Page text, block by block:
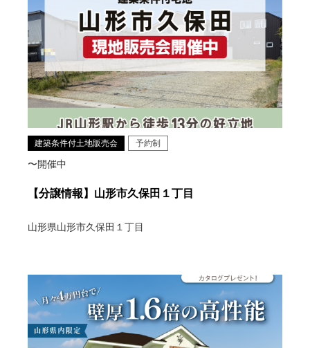
建築条件付土地販売会 予約制
〜開催中
【分譲情報】山形市久保田１丁目
山形県山形市久保田１丁目